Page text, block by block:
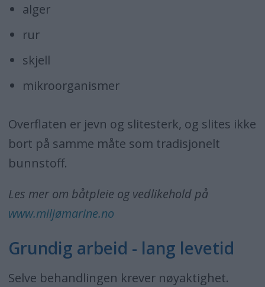
alger
rur
skjell
mikroorganismer
Overflaten er jevn og slitesterk, og slites ikke
bort på samme måte som tradisjonelt
bunnstoff.
Les mer om båtpleie og vedlikehold på
www.miljømarine.no
Grundig arbeid - lang levetid
Selve behandlingen krever nøyaktighet.